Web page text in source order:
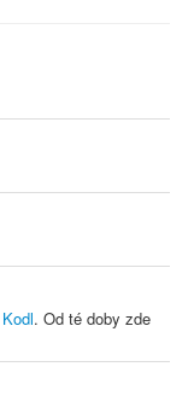
Kodl. Od té doby zde